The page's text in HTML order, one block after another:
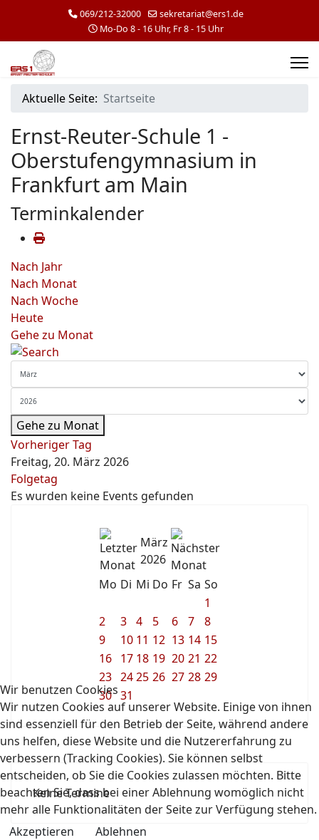
069/212-32000
sekretariat@ers1.de
Mo-Do 8 - 16 Uhr, Fr 8 - 15 Uhr
Aktuelle Seite: Startseite
Ernst-Reuter-Schule 1 -
Oberstufengymnasium in
Frankfurt am Main
Terminkalender
Nach Jahr
Nach Monat
Nach Woche
Heute
Gehe zu Monat
Gehe zu Monat
Vorheriger Tag
Freitag, 20. März 2026
Folgetag
Es wurden keine Events gefunden
März
2026
Mo Di Mi Do Fr Sa So
1
2
3 4 5 6 7
8
9
10 11 12 13 14 15
16
17 18 19 20 21 22
23 24 25 26 27 28 29
30 31
Keine Termine
Wir benutzen Cookies
Wir nutzen Cookies auf unserer Website. Einige von ihnen
sind essenziell für den Betrieb der Seite, während andere
uns helfen, diese Website und die Nutzererfahrung zu
verbessern (Tracking Cookies). Sie können selbst
entscheiden, ob Sie die Cookies zulassen möchten. Bitte
beachten Sie, dass bei einer Ablehnung womöglich nicht
mehr alle Funktionalitäten der Seite zur Verfügung stehen.
Akzeptieren
Ablehnen